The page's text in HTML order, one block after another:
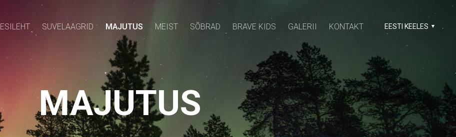
ESILEHT SUVELAAGRID MAJUTUS MEIST SÕBRAD BRAVE KIDS GALERII KONTAKT EESTI KEELES
MAJUTUS